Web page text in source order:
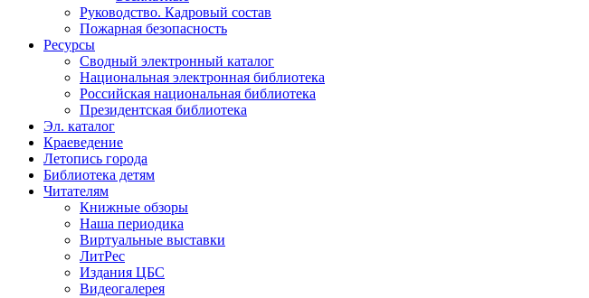
Руководство. Кадровый состав
Пожарная безопасность
Ресурсы
Сводный электронный каталог
Национальная электронная библиотека
Российская национальная библиотека
Президентская библиотека
Эл. каталог
Краеведение
Летопись города
Библиотека детям
Читателям
Книжные обзоры
Наша периодика
Виртуальные выставки
ЛитРес
Издания ЦБС
Видеогалерея